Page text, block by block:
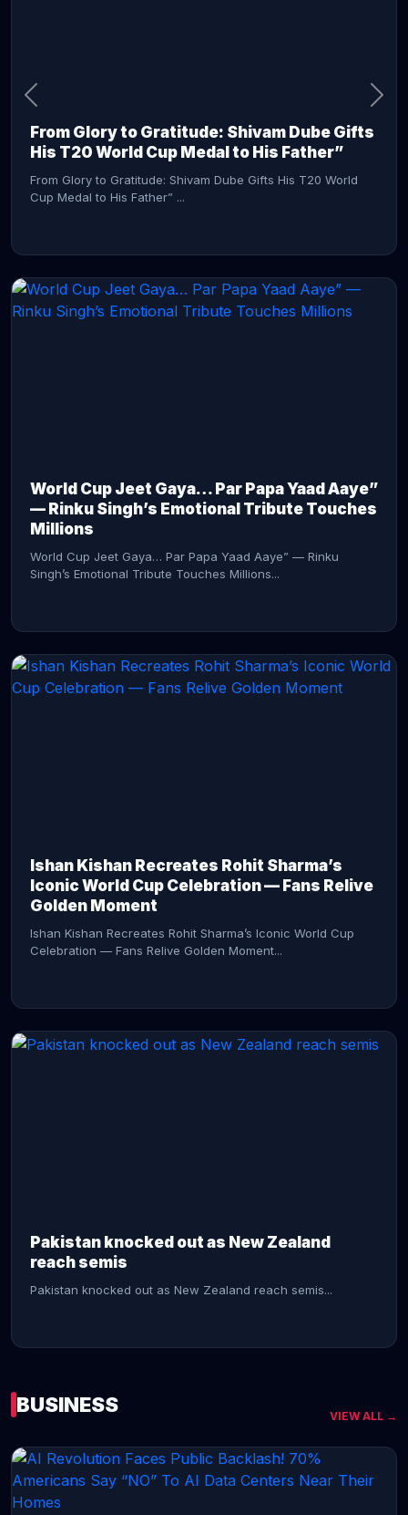
From Glory to Gratitude: Shivam Dube Gifts
His T20 World Cup Medal to His Father”
From Glory to Gratitude: Shivam Dube Gifts His T20 World
Cup Medal to His Father” ...
World Cup Jeet Gaya… Par Papa Yaad Aaye”
— Rinku Singh’s Emotional Tribute Touches
Millions
World Cup Jeet Gaya… Par Papa Yaad Aaye” — Rinku
Singh’s Emotional Tribute Touches Millions...
Ishan Kishan Recreates Rohit Sharma’s
Iconic World Cup Celebration — Fans Relive
Golden Moment
Ishan Kishan Recreates Rohit Sharma’s Iconic World Cup
Celebration — Fans Relive Golden Moment...
Pakistan knocked out as New Zealand
reach semis
Pakistan knocked out as New Zealand reach semis...
CONTINUE READING →
BUSINESS VIEW ALL →